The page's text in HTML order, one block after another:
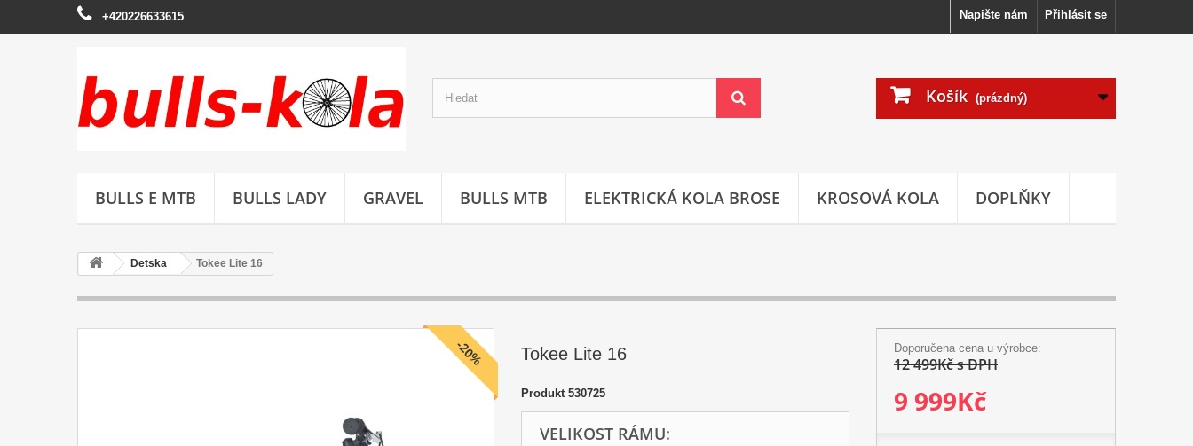
Přihlásit se
Napište nám
+420226633615
Košík (prázdný)
BULLS E MTB BULLS LADY GRAVEL BULLS MTB ELEKTRICKÁ KOLA BROSE KROSOVÁ KOLA DOPLŇKY
Detska Tokee Lite 16
-20% Tokee Lite 16
Produkt 530725
VELIKOST RÁMU:
Doporučena cena u výrobce:
12 499Kč s DPH
9 999Kč